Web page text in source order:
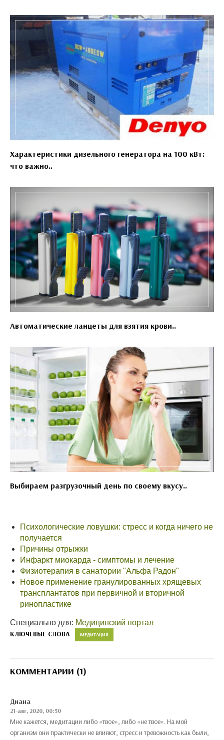
Характеристики дизельного генератора на 100 кВт:
что важно..
Автоматические ланцеты для взятия крови..
Выбираем разгрузочный день по своему вкусу..
Психологические ловушки: стресс и когда ничего не
получается
Причины отрыжки
Инфаркт миокарда - симптомы и лечение
Физиотерапия в санатории "Альфа Радон"
Новое применение гранулированных хрящевых
трансплантатов при первичной и вторичной
ринопластике
Специально для: Медицинский портал
КЛЮЧЕВЫЕ СЛОВА МЕДИТАЦИЯ
КОММЕНТАРИИ (1)
Диана
21-авг, 2020, 00:50
Мне кажется, медитации либо «твое», либо «не твое». На мой
организм они практически не влияют, стресс и тревожность как были,